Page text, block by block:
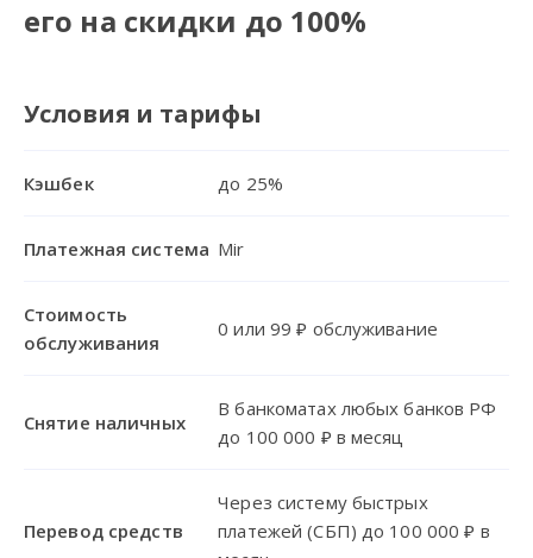
его на скидки до 100%
Условия и тарифы
Кэшбек до 25%
Платежная система Mir
Стоимость
обслуживания
0 или 99 ₽ обслуживание
Снятие наличных
В банкоматах любых банков РФ
до 100 000 ₽ в месяц
Перевод средств
Через систему быстрых
платежей (СБП) до 100 000 ₽ в